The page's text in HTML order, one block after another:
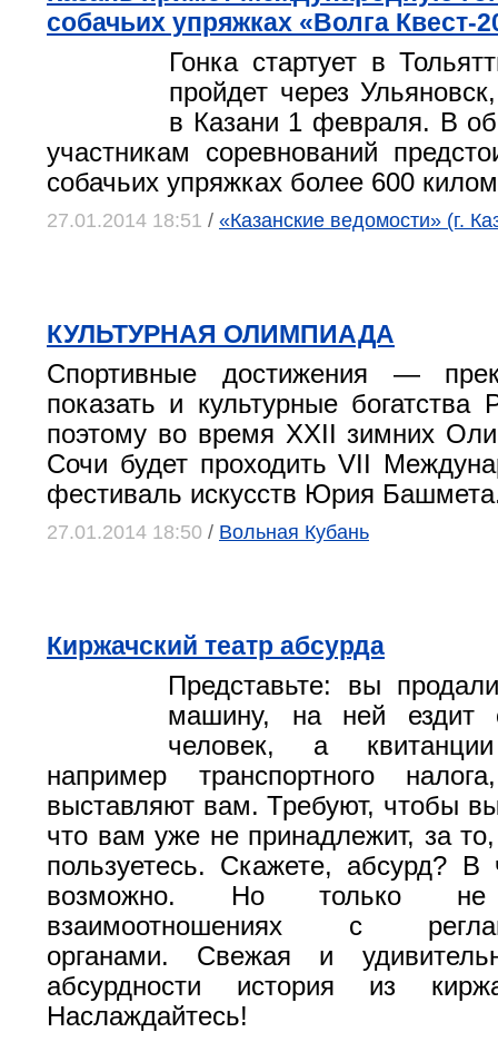
собачьих упряжках «Волга Квест-
Гонка стартует в
пройдет через
в Казани 1 февраля. В
участникам соревнований
собачьих упряжках более 600
27.01.2014 18:51 / «Казанские ведомости» (г.
КУЛЬТУРНАЯ ОЛИМПИАДА
Спортивные достижения —
показать и культурные богатства
поэтому во время XXII зимних
Сочи будет проходить VII
фестиваль искусств Юрия
27.01.2014 18:50 / Вольная Кубань
Киржачский театр абсурда
Представьте: вы
машину, на ней ездит
человек, а
например транспортного
выставляют вам. Требуют, чтобы
что вам уже не принадлежит, за
пользуетесь. Скажете, абсурд? В
возможно. Но только
взаимоотношениях с
органами. Свежая и
абсурдности история из
Наслаждайтесь!